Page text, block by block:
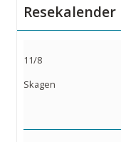
Resekalender
11/8
Skagen